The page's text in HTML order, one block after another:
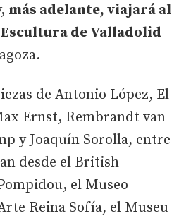
más adelante, viajará al
de Valladolid
de Antonio López, El
Ernst, Rembrandt van
y Joaquín Sorolla, entre
desde el British
el Museo
Reina Sofía, el Museu